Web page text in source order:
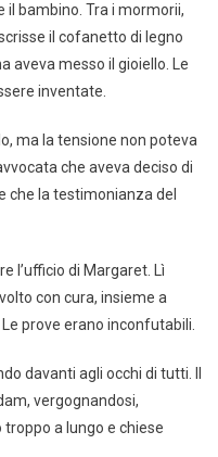
il bambino. Tra i mormorii,
il cofanetto di legno
aveva messo il gioiello. Le
inventate.
ma la tensione non poteva
che aveva deciso di
che la testimonianza del
l’ufficio di Margaret. Lì
con cura, insieme a
prove erano inconfutabili.
davanti agli occhi di tutti. Il
vergognandosi,
a lungo e chiese